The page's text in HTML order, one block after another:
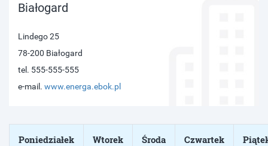
Białogard
Lindego 25
78-200 Białogard
tel. 555-555-555
e-mail. www.energa.ebok.pl
Poniedziałek Wtorek Środa Czwartek